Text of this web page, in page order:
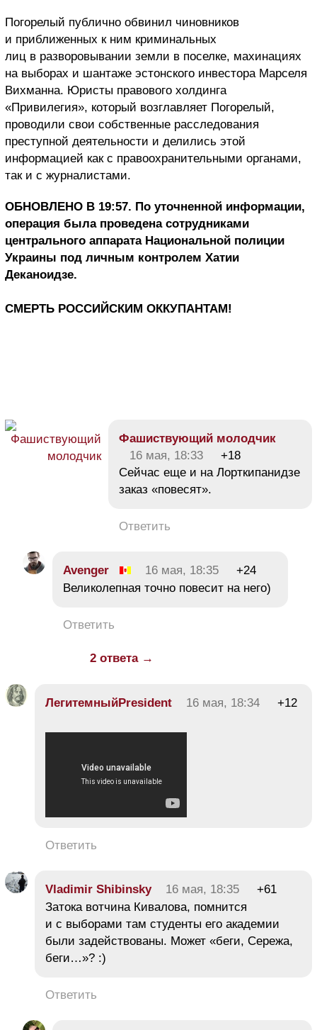
Погорелый публично обвинил чиновников
и приближенных к ним криминальных
лиц в разворовывании земли в поселке, махинациях
на выборах и шантаже эстонского инвестора Марселя
Вихманна. Юристы правового холдинга
«Привилегия», который возглавляет Погорелый,
проводили свои собственные расследования
преступной деятельности и делились этой
информацией как с правоохранительными органами,
так и с журналистами.
ОБНОВЛЕНО В 19:57. По уточненной информации,
операция была проведена сотрудниками
центрального аппарата Национальной полиции
Украины под личным контролем Хатии
Деканоидзе.
СМЕРТЬ РОССИЙСКИМ ОККУПАНТАМ!
Фашиствующий молодчик
16 мая, 18:33
+18
Сейчас еще и на Лорткипанидзе
заказ «повесят».
Ответить
Avеngеr 16 мая, 18:35
+24
Великолепная точно повесит на него)
Ответить
2 ответа →
ЛегитемныйPresident 16 мая, 18:34 +12
Ответить
Vladimir Shibinsky 16 мая, 18:35
+61
Затока вотчина Кивалова, помнится
и с выборами там студенты его академии
были задействованы. Может «беги, Сережа,
беги…»? :)
Ответить